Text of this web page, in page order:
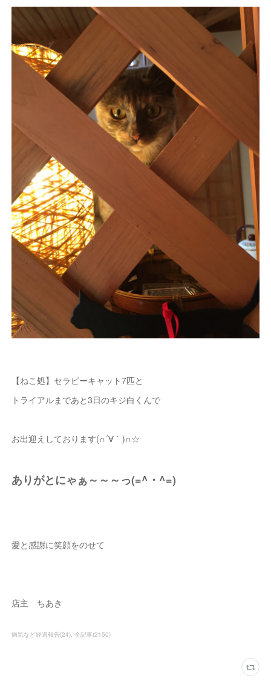
【ねこ処】セラピーキャット7匹と
トライアルまであと3日のキジ白くんで
お出迎えしております(∩´∀｀)∩☆
ありがとにゃぁ～～～っ(=^・^=)
愛と感謝に笑顔をのせて
店主 ちあき
病気など経過報告(24) 全記事(2150)